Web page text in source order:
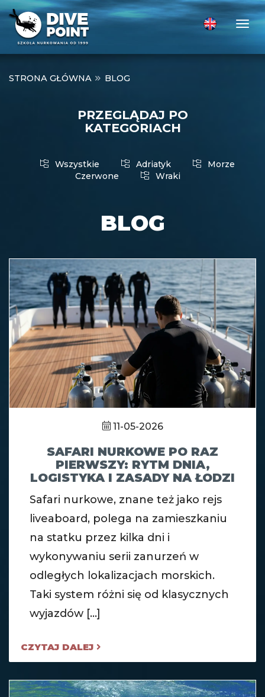
STRONA GŁÓWNA BLOG
PRZEGLĄDAJ PO
KATEGORIACH
Wszystkie Adriatyk
Morze
Czerwone
Wraki
BLOG
11-05-2026
SAFARI NURKOWE PO RAZ
PIERWSZY: RYTM DNIA,
LOGISTYKA I ZASADY NA ŁODZI
Safari nurkowe, znane też jako rejs
liveaboard, polega na zamieszkaniu
na statku przez kilka dni i
wykonywaniu serii zanurzeń w
odległych lokalizacjach morskich.
Taki system różni się od klasycznych
wyjazdów [...]
CZYTAJ DALEJ